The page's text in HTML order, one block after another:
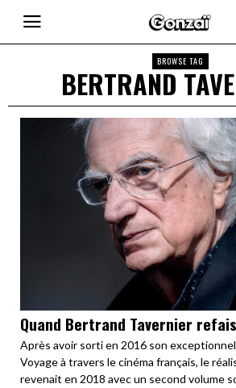
BROWSE TAG
BERTRAND
Quand Bertrand Tavernier
Après avoir sorti en 2016 son
Voyage à travers le cinéma français, le
revenait en 2018 avec un second volume